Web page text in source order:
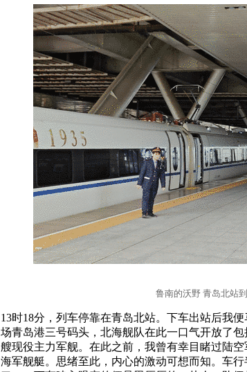
鲁南的沃野 青岛北站
13时18分，列车停靠在青岛北站。下车出站后我
场青岛港三号码头，北海舰队在此一口气开放了
艘现役主力军舰。在此之前，我曾有幸目睹过陆
海军舰艇。思绪至此，内心的激动可想而知。车